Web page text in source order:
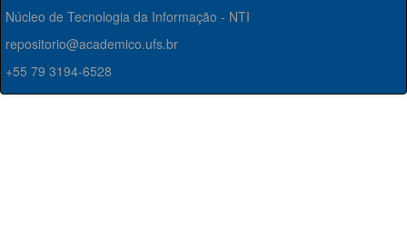
Núcleo de Tecnologia da Informação - NTI
repositorio@academico.ufs.br
+55 79 3194-6528